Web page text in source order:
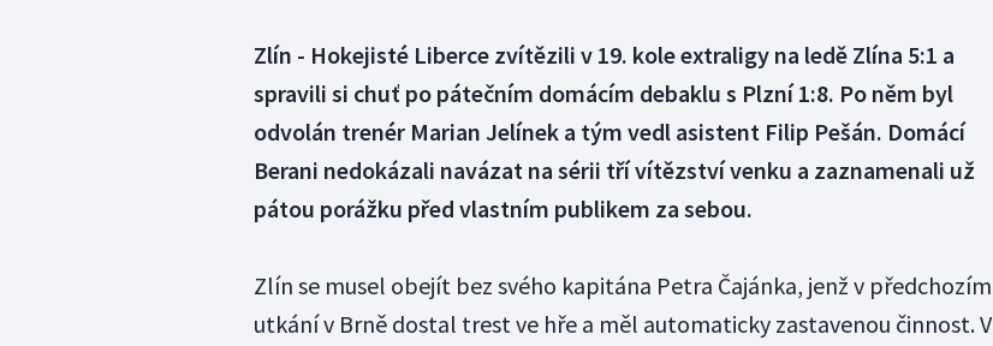
Zlín - Hokejisté Liberce zvítězili v 19. kole extraligy na ledě Zlína 5:1 a
spravili si chuť po pátečním domácím debaklu s Plzní 1:8. Po něm byl
odvolán trenér Marian Jelínek a tým vedl asistent Filip Pešán. Domácí
Berani nedokázali navázat na sérii tří vítězství venku a zaznamenali už
pátou porážku před vlastním publikem za sebou.
Zlín se musel obejít bez svého kapitána Petra Čajánka, jenž v předchozím
utkání v Brně dostal trest ve hře a měl automaticky zastavenou činnost. V